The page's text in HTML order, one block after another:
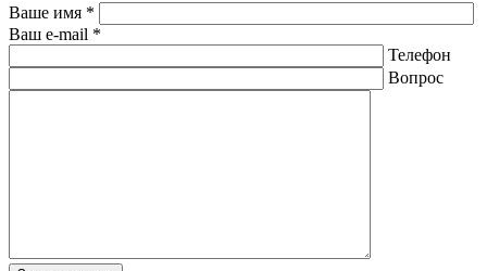
Ваше имя *
Ваш e-mail *
Телефон
Вопрос